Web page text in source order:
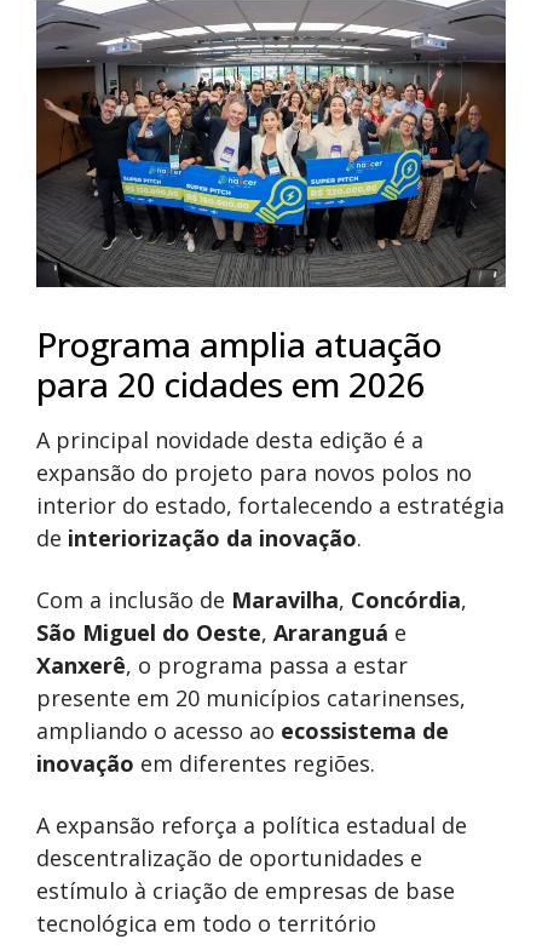
Programa amplia atuação
para 20 cidades em 2026
A principal novidade desta edição é a
expansão do projeto para novos polos no
interior do estado, fortalecendo a estratégia
de interiorização da inovação.
Com a inclusão de Maravilha, Concórdia,
São Miguel do Oeste, Araranguá e
Xanxerê, o programa passa a estar
presente em 20 municípios catarinenses,
ampliando o acesso ao ecossistema de
inovação em diferentes regiões.
A expansão reforça a política estadual de
descentralização de oportunidades e
estímulo à criação de empresas de base
tecnológica em todo o território